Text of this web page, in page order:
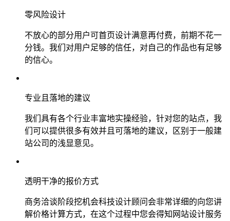
零风险设计
不放心的部分用户可首页设计满意再付费，前期不花一
分钱。我们对用户足够的信任，对自己的作品也有足够
的信心。
专业且落地的建议
我们具有各个行业丰富地实操经验，针对您的站点，我
们可以提供很多有效并且可落地的建议，区别于一般建
站公司的浅显意见。
透明干净的报价方式
商务洽谈阶段挖机会科技设计顾问会非常详细的向您讲
解价格计算方式，在这个过程中您会得知网站设计服务